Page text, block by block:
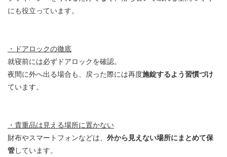
にも役立っています。
・ドアロックの徹底
就寝前には必ずドアロックを確認。
夜間に外へ出る場合も、戻った際には再度施錠するよう習慣づけ
ています。
・貴重品は見える場所に置かない
財布やスマートフォンなどは、 外から見えない場所にまとめて保
管しています。